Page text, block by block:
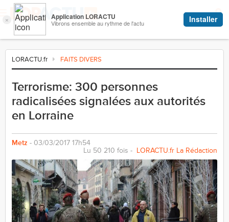
LORACTU.fr FAITS DIVERS
Terrorisme: 300 personnes
radicalisées signalées aux autorités
en Lorraine
Metz - 03/03/2017 17h54
Lu 50 210 fois - LORACTU.fr La Rédaction